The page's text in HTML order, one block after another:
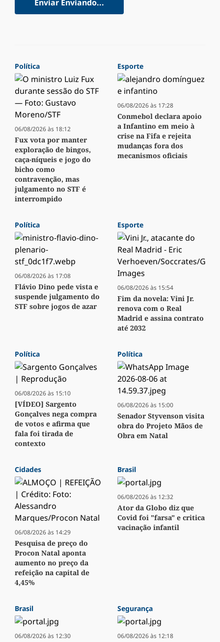
Enviar Enviando...
Política
06/08/2026 às 18:12
Fux vota por manter
exploração de bingos,
caça-níqueis e jogo do
bicho como
contravenção, mas
julgamento no STF é
interrompido
Esporte
06/08/2026 às 17:28
Conmebol declara apoio
a Infantino em meio à
crise na Fifa e rejeita
mudanças fora dos
mecanismos oficiais
Política
06/08/2026 às 17:08
Flávio Dino pede vista e
suspende julgamento do
STF sobre jogos de azar
Esporte
06/08/2026 às 15:54
Fim da novela: Vini Jr.
renova com o Real
Madrid e assina contrato
até 2032
Política
06/08/2026 às 15:10
[VÍDEO] Sargento
Gonçalves nega compra
de votos e afirma que
fala foi tirada de
contexto
Política
06/08/2026 às 15:00
Senador Styvenson visita
obra do Projeto Mãos de
Obra em Natal
Cidades
06/08/2026 às 14:29
Pesquisa de preço do
Procon Natal aponta
aumento no preço da
refeição na capital de
4,45%
Brasil
06/08/2026 às 12:32
Ator da Globo diz que
Covid foi "farsa" e critica
vacinação infantil
Brasil
06/08/2026 às 12:30
Segurança
06/08/2026 às 12:18